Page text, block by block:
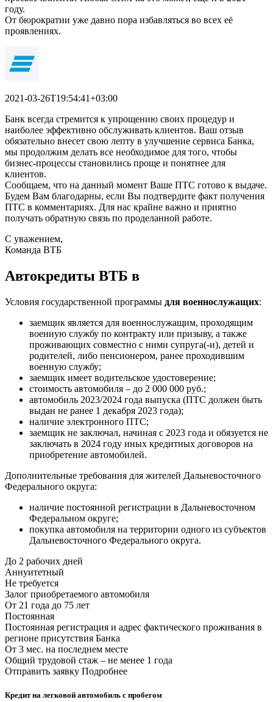
году.
От бюрократии уже давно пора избавляться во всех её
проявлениях.
2021-03-26T19:54:41+03:00
Банк всегда стремится к упрощению своих процедур и
наиболее эффективно обслуживать клиентов. Ваш отзыв
обязательно внесет свою лепту в улучшение сервиса Банка,
мы продолжим делать все необходимое для того, чтобы
бизнес-процессы становились проще и понятнее для
клиентов.
Сообщаем, что на данный момент Ваше ПТС готово к выдаче.
Будем Вам благодарны, если Вы подтвердите факт получения
ПТС в комментариях. Для нас крайне важно и приятно
получать обратную связь по проделанной работе.
С уважением,
Команда ВТБ
Автокредиты ВТБ в
Условия государственной программы для военнослужащих:
заемщик является для военнослужащим, проходящим
военную службу по контракту или призыву, а также
проживающих совместно с ними супруга(-и), детей и
родителей, либо пенсионером, ранее проходившим
военную службу;
заемщик имеет водительское удостоверение;
стоимость автомобиля – до 2 000 000 руб.;
автомобиль 2023/2024 года выпуска (ПТС должен быть
выдан не ранее 1 декабря 2023 года);
наличие электронного ПТС;
заемщик не заключал, начиная с 2023 года и обязуется не
заключать в 2024 году иных кредитных договоров на
приобретение автомобилей.
Дополнительные требования для жителей Дальневосточного
Федерального округа:
наличие постоянной регистрации в Дальневосточном
Федеральном округе;
покупка автомобиля на территории одного из субъектов
Дальневосточного Федерального округа.
До 2 рабочих дней
Аннуитетный
Не требуется
Залог приобретаемого автомобиля
От 21 года до 75 лет
Постоянная
Постоянная регистрация и адрес фактического проживания в
регионе присутствия Банка
От 3 мес. на последнем месте
Общий трудовой стаж – не менее 1 года
Отправить заявку Подробнее
Кредит на легковой автомобиль с пробегом